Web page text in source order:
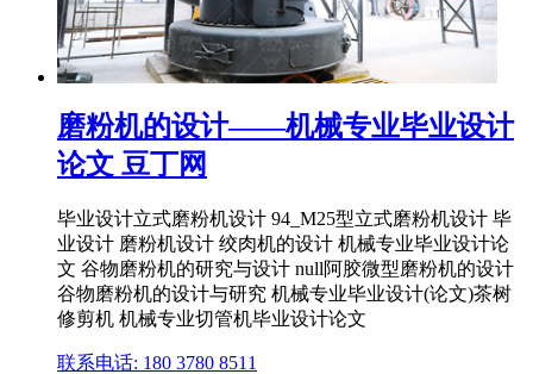
磨粉机的设计——机械专业毕业设计
论文 豆丁网
毕业设计立式磨粉机设计 94_M25型立式磨粉机设计 毕
业设计 磨粉机设计 绞肉机的设计 机械专业毕业设计论
文 谷物磨粉机的研究与设计 null阿胶微型磨粉机的设计
谷物磨粉机的设计与研究 机械专业毕业设计(论文)茶树
修剪机 机械专业切管机毕业设计论文
联系电话: 180 3780 8511